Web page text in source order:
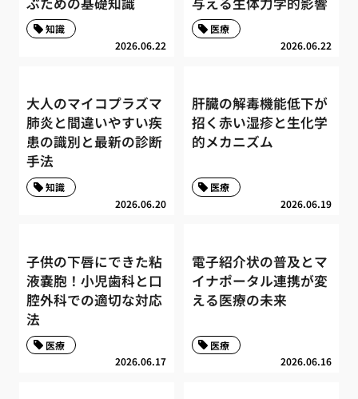
2026.06.22
知識
2026.06.22
医療
大人のマイコプラズマ
肺炎と間違いやすい疾
患の識別と最新の診断
手法
2026.06.20
知識
肝臓の解毒機能低下が
招く赤い湿疹と生化学
的メカニズム
2026.06.19
医療
子供の下唇にできた粘
液嚢胞！小児歯科と口
腔外科での適切な対応
法
2026.06.17
医療
電子紹介状の普及とマ
イナポータル連携が変
える医療の未来
2026.06.16
医療